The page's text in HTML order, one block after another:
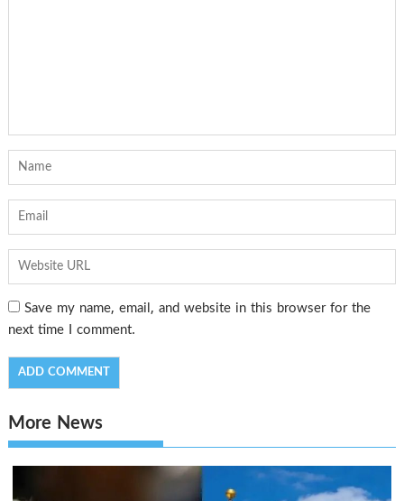
Save my name, email, and website in this browser for the
next time I comment.
More News